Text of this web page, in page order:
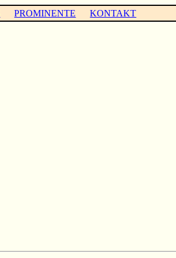
PROMINENTE KONTAKT